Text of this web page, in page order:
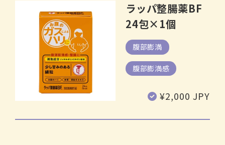
ラッパ整腸薬BF
24包×1個
腹部膨満
腹部膨満感
通
価
¥2,000 JPY